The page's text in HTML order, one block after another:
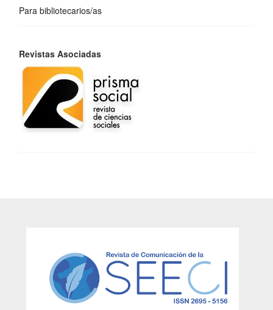
Para bibliotecarios/as
Revistas Asociadas